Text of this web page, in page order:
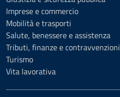
Imprese e commercio
Mobilità e trasporti
Salute, benessere e assistenza
Tributi, finanze e contravvenzioni
Turismo
Vita lavorativa